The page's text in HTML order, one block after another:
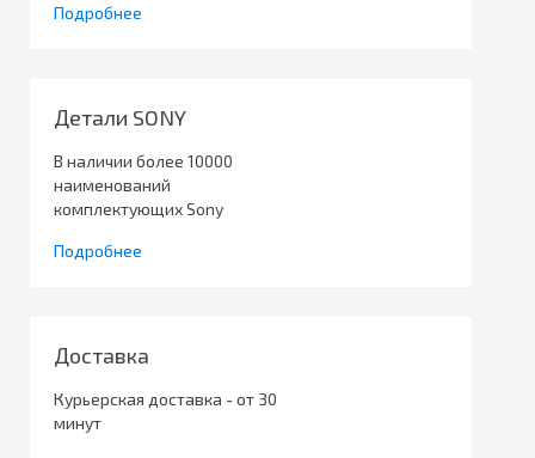
Подробнее
Детали SONY
В наличии более 10000
наименований
комплектующих Sony
Подробнее
Доставка
Курьерская доставка - от 30
минут